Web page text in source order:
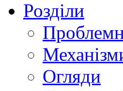
Розділи
Огляди